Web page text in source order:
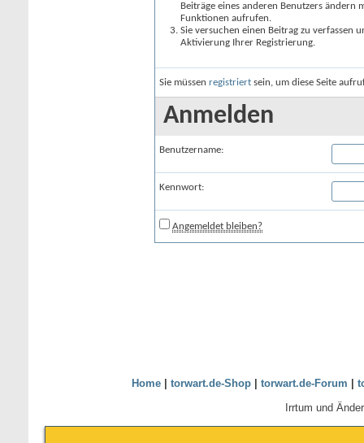
Beiträge eines anderen Benutzers
Funktionen aufrufen.
Sie versuchen einen Beitrag zu verfassen
Aktivierung Ihrer Registrierung.
Sie müssen registriert sein, um diese Seite
Anmelden
Benutzername:
Kennwort:
Angemeldet bleiben?
Home| torwart.de-Shop| torwart.de-Forum
Irrtum und